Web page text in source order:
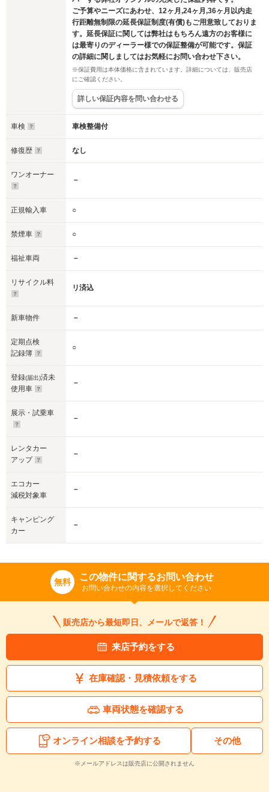
ご予算やニーズにあわせ、12ヶ月,24ヶ月,36ヶ月以内走
行距離無制限の延長保証制度(有償)もご用意致しておりま
す。延長保証に関しては弊社はもちろん遠方のお客様に
は最寄りのディーラー様での保証整備が可能です。保証
の詳細に関しましてはお気軽にお問い合わせ下さい。
※保証費用は本体価格に含まれています。詳細については、販売店
にご確認ください。
詳しい保証内容を問い合わせる
車検 車検整備付
修復歴 なし
ワンオーナー
－
正規輸入車 ○
禁煙車 ○
福祉車両 －
リサイクル料
リ済込
新車物件 －
定期点検
記録簿
○
登録(届出)済未
使用車
－
展示・試乗車
－
レンタカー
アップ
－
エコカー
減税対象車
－
キャンピング
カー
－
無料 この物件に関するお問い合わせ
お問い合わせの内容を選択してください
販売店から最短即日、メールで返答！
来店予約をする
在庫確認・見積依頼をする
車両状態を確認する
オンライン相談を予約する その他
※メールアドレスは販売店に公開されません